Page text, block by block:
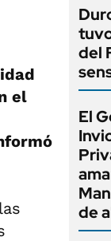
el
del
El
de